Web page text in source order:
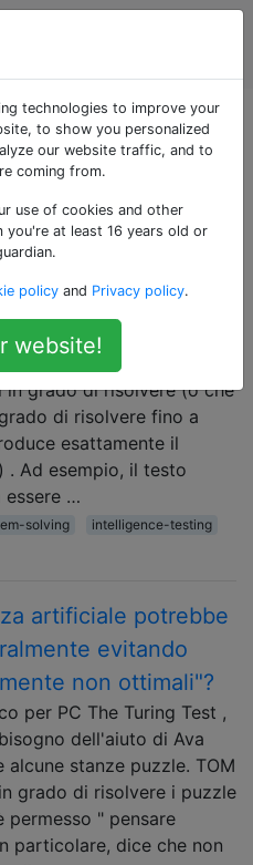
gli umani
grado di risolvere
sono chiesto dell'esistenza
che solo un essere
in grado di risolvere (o che
di risolvere fino a
esattamente il
. Ad esempio, il testo
…
solving
intelligence-testing
artificiale potrebbe
evitando
non ottimali"?
per PC The Turing Test ,
dell'aiuto di Ava
alcune stanze puzzle. TOM
grado di risolvere i puzzle
permesso " pensare
particolare, dice che non
technologies to improve your
to show you personalized
our website traffic, and to
coming from.
use of cookies and other
at least 16 years old or
policy and Privacy policy.
website!